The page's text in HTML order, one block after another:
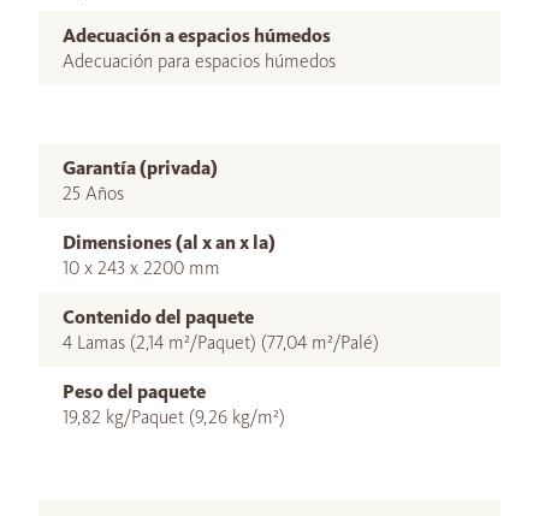
Adecuación a espacios húmedos
Adecuación para espacios húmedos
Garantía (privada)
25 Años
Dimensiones (al x an x la)
10 x 243 x 2200 mm
Contenido del paquete
4 Lamas (2,14 m²/Paquet) (77,04 m²/Palé)
Peso del paquete
19,82 kg/Paquet (9,26 kg/m²)